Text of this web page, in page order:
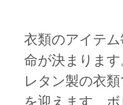
衣類のアイテ
命が決まりま
レタン製の衣
を迎えます。